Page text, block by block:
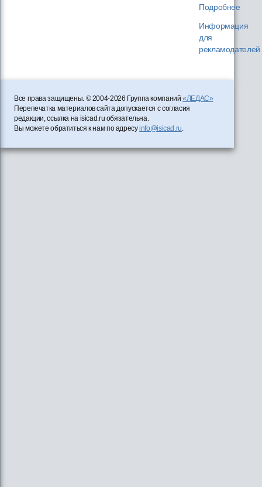
Подробнее
Информация
для
рекламодателей
Все права защищены. © 2004-2026 Группа компаний«ЛЕДАС»
Перепечатка материалов сайта допускается с согласия
редакции, ссылка на isicad.ru обязательна.
Вы можете обратиться к нам по адресуinfo@isicad.ru.